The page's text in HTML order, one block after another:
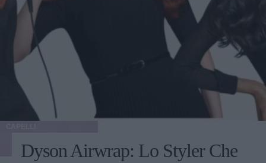
Dyson Airwrap: Lo Styler Che